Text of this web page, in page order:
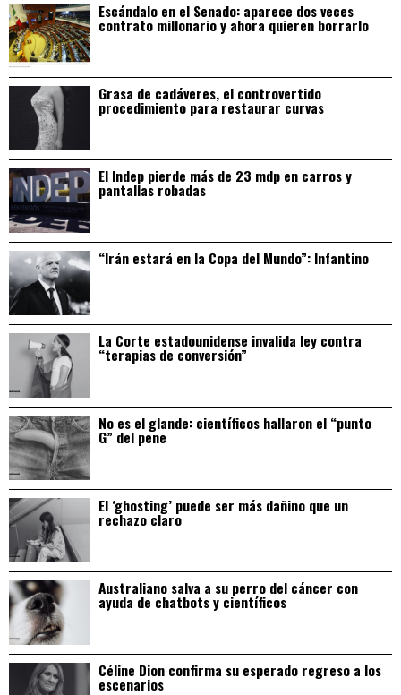
Escándalo en el Senado: aparece dos veces
contrato millonario y ahora quieren borrarlo
Grasa de cadáveres, el controvertido
procedimiento para restaurar curvas
El Indep pierde más de 23 mdp en carros y
pantallas robadas
“Irán estará en la Copa del Mundo”: Infantino
La Corte estadounidense invalida ley contra
“terapias de conversión”
No es el glande: científicos hallaron el “punto
G” del pene
El ‘ghosting’ puede ser más dañino que un
rechazo claro
Australiano salva a su perro del cáncer con
ayuda de chatbots y científicos
Céline Dion confirma su esperado regreso a los
escenarios